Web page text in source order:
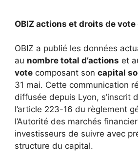
OBIZ actions et droits de
OBIZ a publié les données
au nombre total d’actions et
vote composant son capital
31 mai. Cette communication
diffusée depuis Lyon, s’inscrit
l’article 223-16 du règlement
l’Autorité des marchés
investisseurs de suivre avec
structure du capital.